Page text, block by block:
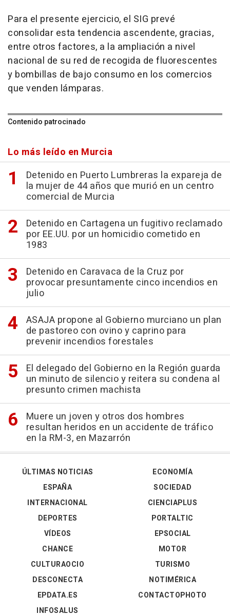
Para el presente ejercicio, el SIG prevé
consolidar esta tendencia ascendente, gracias,
entre otros factores, a la ampliación a nivel
nacional de su red de recogida de fluorescentes
y bombillas de bajo consumo en los comercios
que venden lámparas.
Contenido patrocinado
Lo más leído en Murcia
Detenido en Puerto Lumbreras la expareja de
la mujer de 44 años que murió en un centro
comercial de Murcia
Detenido en Cartagena un fugitivo reclamado
por EE.UU. por un homicidio cometido en
1983
Detenido en Caravaca de la Cruz por
provocar presuntamente cinco incendios en
julio
ASAJA propone al Gobierno murciano un plan
de pastoreo con ovino y caprino para
prevenir incendios forestales
El delegado del Gobierno en la Región guarda
un minuto de silencio y reitera su condena al
presunto crimen machista
Muere un joven y otros dos hombres
resultan heridos en un accidente de tráfico
en la RM-3, en Mazarrón
ÚLTIMAS NOTICIAS
ESPAÑA
INTERNACIONAL
DEPORTES
VÍDEOS
ECONOMÍA
SOCIEDAD
CIENCIAPLUS
PORTALTIC
EPSOCIAL
CHANCE
CULTURAOCIO
DESCONECTA
EPDATA.ES
INFOSALUS
MOTOR
TURISMO
NOTIMÉRICA
CONTACTOPHOTO